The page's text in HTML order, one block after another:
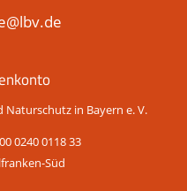
Naturschutz in Bayern e. V.
0240 0118 33
Süd